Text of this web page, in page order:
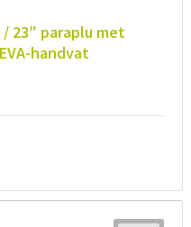
23″ paraplu met
handvat